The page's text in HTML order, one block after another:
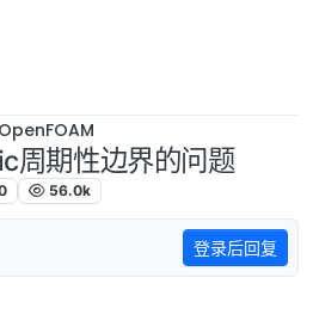
OpenFOAM
周期性边界的问题
56.0k
登录后回复